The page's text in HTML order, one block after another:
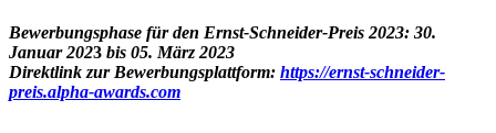
Bewerbungsphase für den Ernst-Schneider-Preis 2023: 30.
Januar 2023 bis 05. März 2023
Direktlink zur Bewerbungsplattform: https://ernst-schneider-
preis.alpha-awards.com